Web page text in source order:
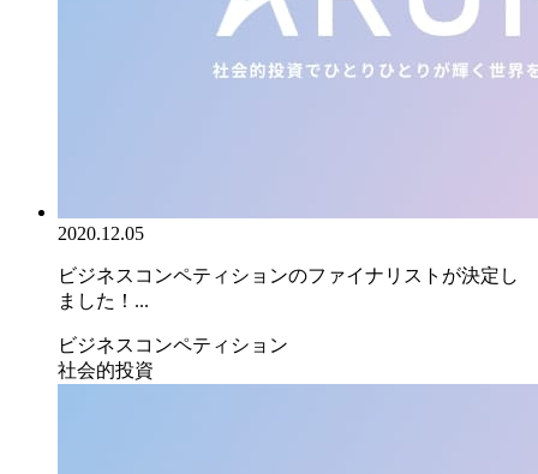
2020.12.05
ビジネスコンペティションのファイナリストが決定し
ました！...
ビジネスコンペティション
社会的投資